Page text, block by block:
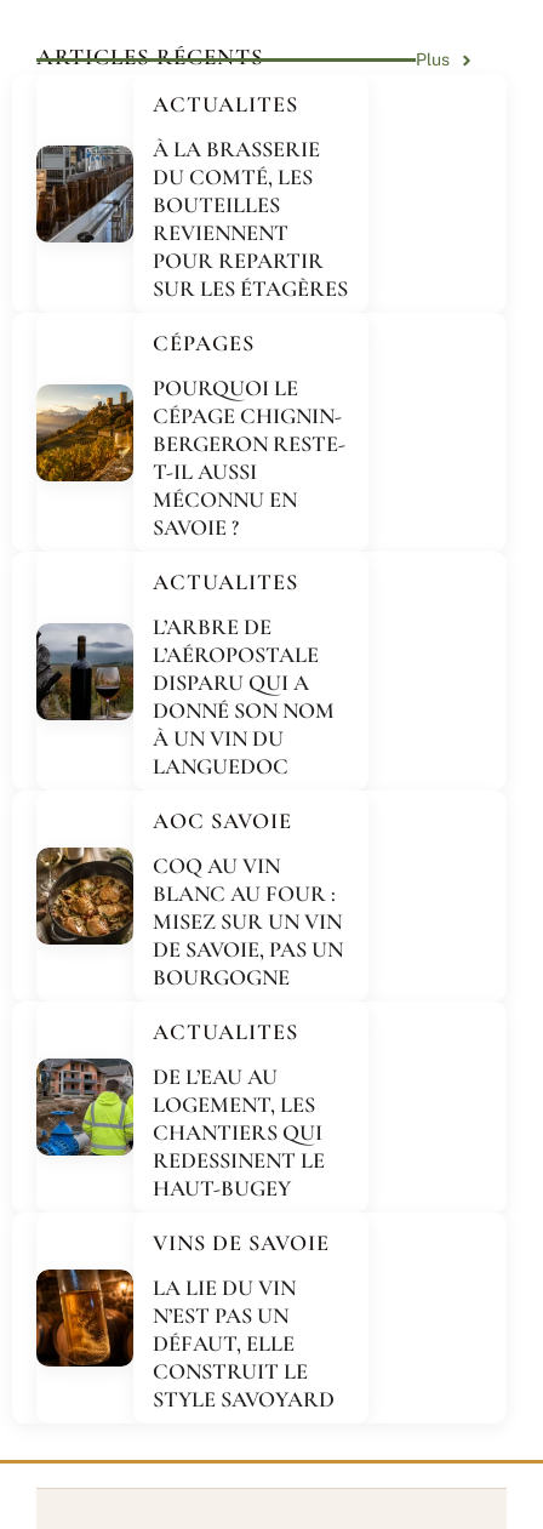
ARTICLES RÉCENTS Plus
ACTUALITES
À LA BRASSERIE
DU COMTÉ, LES
BOUTEILLES
REVIENNENT
POUR REPARTIR
SUR LES ÉTAGÈRES
CÉPAGES
POURQUOI LE
CÉPAGE CHIGNIN-
BERGERON RESTE-
T-IL AUSSI
MÉCONNU EN
SAVOIE ?
ACTUALITES
L’ARBRE DE
L’AÉROPOSTALE
DISPARU QUI A
DONNÉ SON NOM
À UN VIN DU
LANGUEDOC
AOC SAVOIE
COQ AU VIN
BLANC AU FOUR :
MISEZ SUR UN VIN
DE SAVOIE, PAS UN
BOURGOGNE
ACTUALITES
DE L’EAU AU
LOGEMENT, LES
CHANTIERS QUI
REDESSINENT LE
HAUT-BUGEY
VINS DE SAVOIE
LA LIE DU VIN
N’EST PAS UN
DÉFAUT, ELLE
CONSTRUIT LE
STYLE SAVOYARD